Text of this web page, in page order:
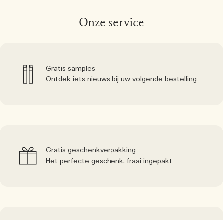
Onze service
Gratis samples
Ontdek iets nieuws bij uw volgende bestelling
Gratis geschenkverpakking
Het perfecte geschenk, fraai ingepakt